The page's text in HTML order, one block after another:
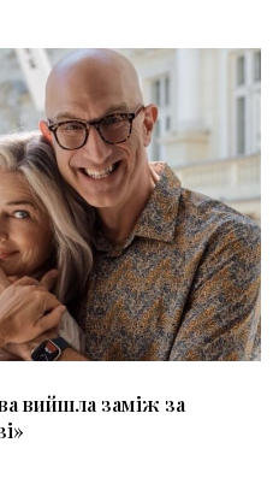
вийшла заміж за